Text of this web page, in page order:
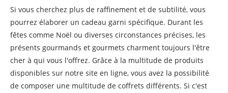
Si vous cherchez plus de raffinement et de subtilité, vous
pourrez élaborer un cadeau garni spécifique. Durant les
fêtes comme Noël ou diverses circonstances précises, les
présents gourmands et gourmets charment toujours l'être
cher à qui vous l'offrez. Grâce à la multitude de produits
disponibles sur notre site en ligne, vous avez la possibilité
de composer une multitude de coffrets différents. Si c'est